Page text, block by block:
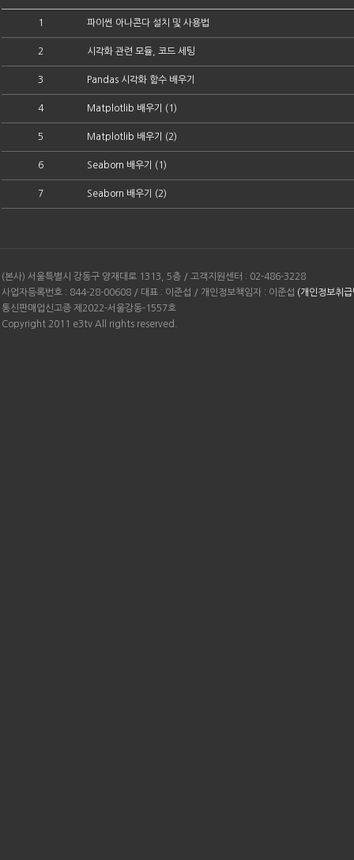
1 파이썬 아나콘다 설치 및 사용법
2 시각화 관련 모듈, 코드 세팅
3 Pandas 시각화 함수 배우기
4 Matplotlib 배우기 (1)
5 Matplotlib 배우기 (2)
6 Seaborn 배우기 (1)
7 Seaborn 배우기 (2)
(본사) 서울특별시 강동구 양재대로 1313, 5층 / 고객지원센터 : 02-486-3228
사업자등록번호 : 844-28-00608 / 대표 : 이준섭 / 개인정보책임자 : 이준섭 (개인정보취
통신판매업신고증 제2022-서울강동-1557호
Copyright 2011 e3tv All rights reserved.